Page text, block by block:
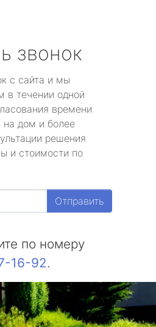
звонок
с сайта и мы
в течении одной
времени
на дом и более
решения
и стоимости по
Отправить
по номеру
16-92.